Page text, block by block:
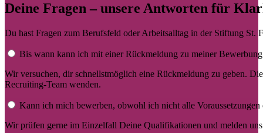
Deine Fragen – unsere Antworten für
Du hast Fragen zum Berufsfeld oder Arbeitsalltag in der Stiftung St.
Bis wann kann ich mit einer Rückmeldung zu meiner
Wir versuchen, dir schnellstmöglich eine Rückmeldung zu geben.
Recruiting-Team wenden.
Kann ich mich bewerben, obwohl ich nicht alle Voraussetzungen
Wir prüfen gerne im Einzelfall Deine Qualifikationen und melden